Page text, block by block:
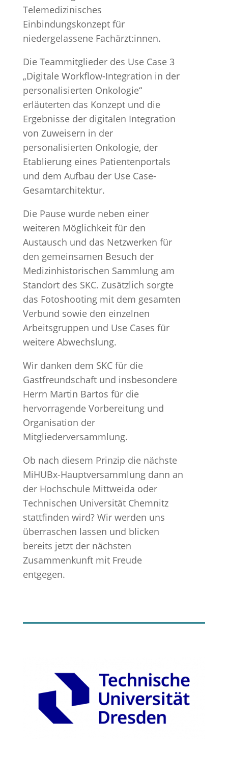
Telemedizinisches
Einbindungskonzept für
niedergelassene Fachärzt:innen.
Die Teammitglieder des Use Case 3
„Digitale Workflow-Integration in der
personalisierten Onkologie“
erläuterten das Konzept und die
Ergebnisse der digitalen Integration
von Zuweisern in der
personalisierten Onkologie, der
Etablierung eines Patientenportals
und dem Aufbau der Use Case-
Gesamtarchitektur.
Die Pause wurde neben einer
weiteren Möglichkeit für den
Austausch und das Netzwerken für
den gemeinsamen Besuch der
Medizinhistorischen Sammlung am
Standort des SKC. Zusätzlich sorgte
das Fotoshooting mit dem gesamten
Verbund sowie den einzelnen
Arbeitsgruppen und Use Cases für
weitere Abwechslung.
Wir danken dem SKC für die
Gastfreundschaft und insbesondere
Herrn Martin Bartos für die
hervorragende Vorbereitung und
Organisation der
Mitgliederversammlung.
Ob nach diesem Prinzip die nächste
MiHUBx-Hauptversammlung dann an
der Hochschule Mittweida oder
Technischen Universität Chemnitz
stattfinden wird? Wir werden uns
überraschen lassen und blicken
bereits jetzt der nächsten
Zusammenkunft mit Freude
entgegen.